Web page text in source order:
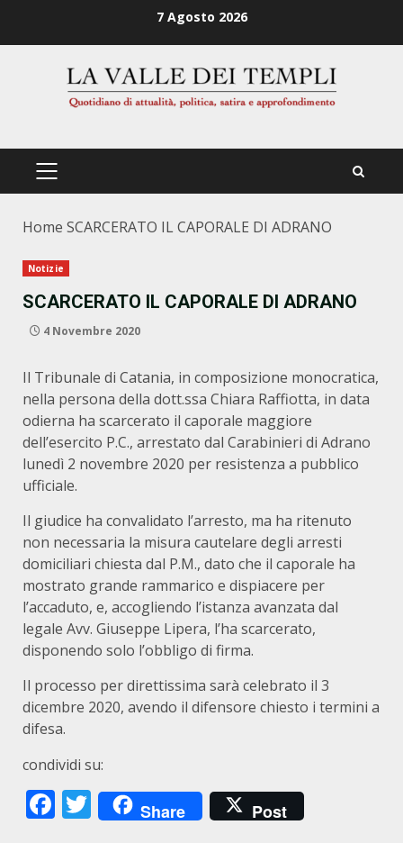
7 Agosto 2026
PRIMÄRES
Home SCARCERATO IL CAPORALE DI ADRANO
Notizie
SCARCERATO IL CAPORALE DI ADRANO
4 Novembre 2020
Il Tribunale di Catania, in composizione monocratica,
nella persona della dott.ssa Chiara Raffiotta, in data
odierna ha scarcerato il caporale maggiore
dell’esercito P.C., arrestato dal Carabinieri di Adrano
lunedì 2 novembre 2020 per resistenza a pubblico
ufficiale.
Il giudice ha convalidato l’arresto, ma ha ritenuto
non necessaria la misura cautelare degli arresti
domiciliari chiesta dal P.M., dato che il caporale ha
mostrato grande rammarico e dispiacere per
l’accaduto, e, accogliendo l’istanza avanzata dal
legale Avv. Giuseppe Lipera, l’ha scarcerato,
disponendo solo l’obbligo di firma.
Il processo per direttissima sarà celebrato il 3
dicembre 2020, avendo il difensore chiesto i termini a
difesa.
condividi su:
Facebook
Twitter
Share Post